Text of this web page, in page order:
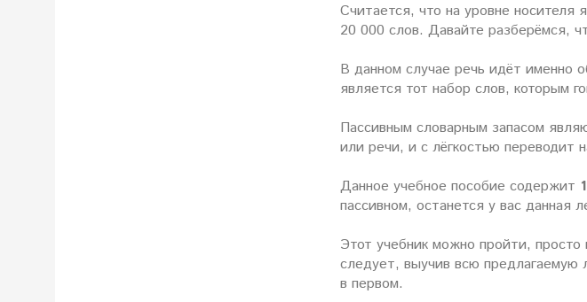
Считается, что на уровне
20 000 слов. Давайте разберёмся,
В данном случае речь идёт именно
является тот набор слов, которым
Пассивным словарным запасом
или речи, и с лёгкостью переводит
Данное учебное пособие содержит
пассивном, останется у вас данная
Этот учебник можно пройти, просто
следует, выучив всю предлагаемую
в первом.